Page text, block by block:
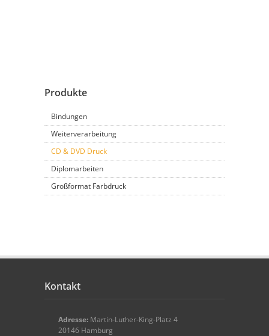
Produkte
Bindungen
Weiterverarbeitung
CD & DVD Druck
Diplomarbeiten
Großformat Farbdruck
Kontakt
Adresse: Martin-Luther-King-Platz 4
20146 Hamburg